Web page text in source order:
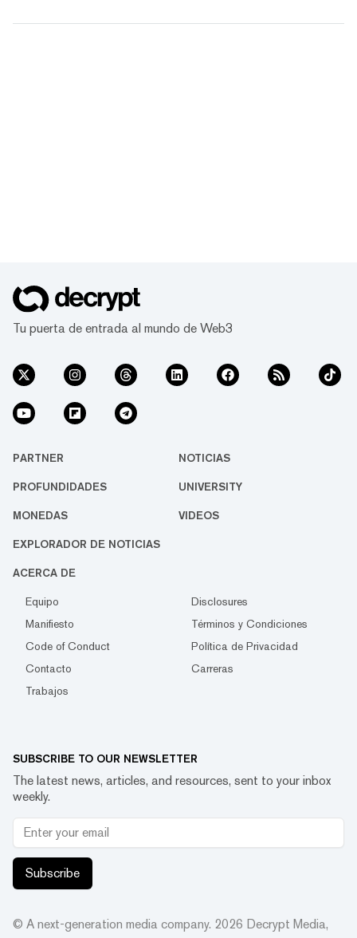
Tu puerta de entrada al mundo de Web3
PARTNER NOTICIAS
PROFUNDIDADES UNIVERSITY
MONEDAS VIDEOS
EXPLORADOR DE NOTICIAS
ACERCA DE
Equipo
Disclosures
Manifiesto
Términos y Condiciones
Code of Conduct
Política de Privacidad
Contacto
Carreras
Trabajos
SUBSCRIBE TO OUR NEWSLETTER
The latest news, articles, and resources, sent to your inbox
weekly.
Subscribe
© A next-generation media company. 2026 Decrypt Media,